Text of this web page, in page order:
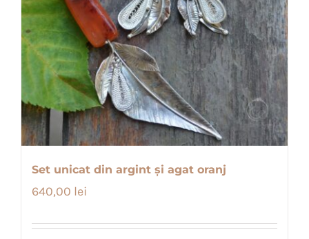
Set unicat din argint și agat oranj
640,00 lei